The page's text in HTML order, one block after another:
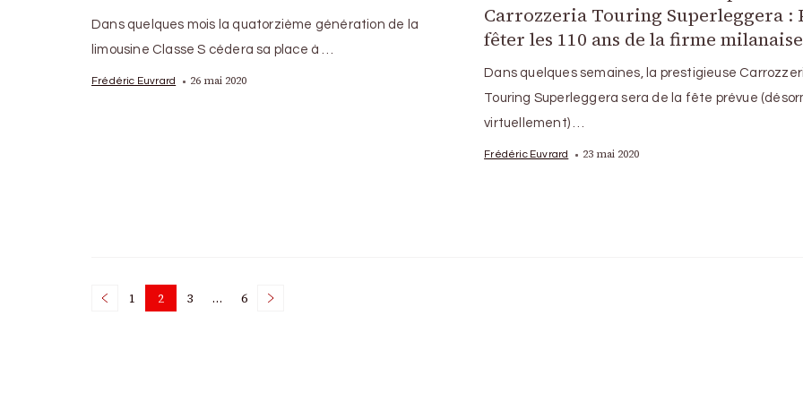
Dans quelques mois la quatorzième génération de la
limousine Classe S cédera sa place à …
Frédéric Euvrard 26 mai 2020
Carrozzeria Touring Superleggera :
fêter les 110 ans de la firme milanaise
Dans quelques semaines, la prestigieuse
Touring Superleggera sera de la fête prévue
virtuellement) …
Frédéric Euvrard 23 mai 2020
Posts
Page
1 Page
2 Page
3 … Page
6